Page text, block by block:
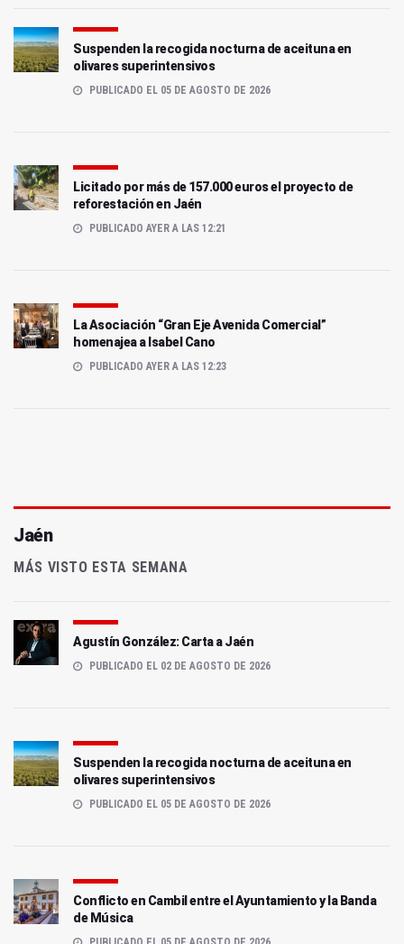
Suspenden la recogida nocturna de aceituna en
olivares superintensivos
PUBLICADO EL 05 DE AGOSTO DE 2026
Licitado por más de 157.000 euros el proyecto de
reforestación en Jaén
PUBLICADO AYER A LAS 12:21
La Asociación “Gran Eje Avenida Comercial”
homenajea a Isabel Cano
PUBLICADO AYER A LAS 12:23
Jaén
MÁS VISTO ESTA SEMANA
Agustín González: Carta a Jaén
PUBLICADO EL 02 DE AGOSTO DE 2026
Suspenden la recogida nocturna de aceituna en
olivares superintensivos
PUBLICADO EL 05 DE AGOSTO DE 2026
Conflicto en Cambil entre el Ayuntamiento y la Banda
de Música